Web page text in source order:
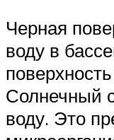
Черная
воду в
Солнечный
воду. Это